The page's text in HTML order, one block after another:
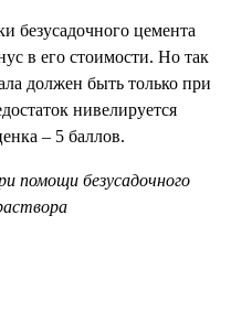
безусадочного цемента
в его стоимости. Но так
должен быть только при
нивелируется
– 5 баллов.
помощи безусадочного